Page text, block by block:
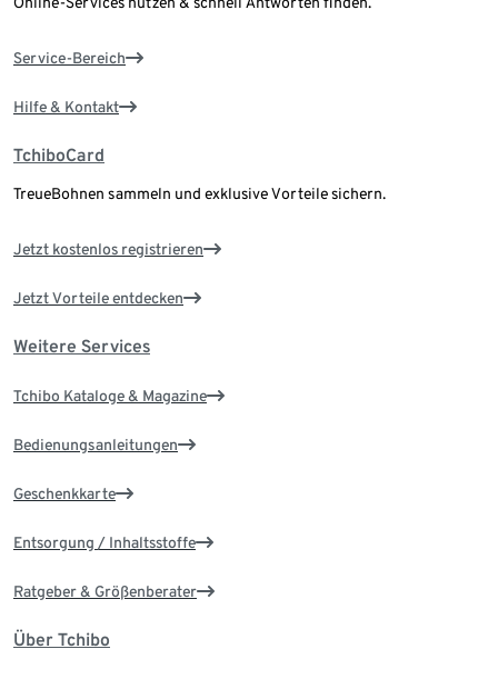
Service-Bereich
Hilfe & Kontakt
TchiboCard
TreueBohnen sammeln und exklusive Vorteile sichern.
Jetzt kostenlos registrieren
Jetzt Vorteile entdecken
Weitere Services
Tchibo Kataloge & Magazine
Bedienungsanleitungen
Geschenkkarte
Entsorgung / Inhaltsstoffe
Ratgeber & Größenberater
Über Tchibo